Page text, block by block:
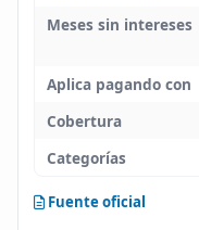
Meses sin intereses
Aplica pagando con
Cobertura
Categorías
Fuente oficial